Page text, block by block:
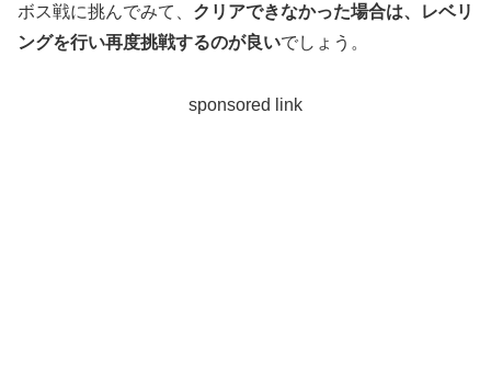
ボス戦に挑んでみて、 クリアできなかった場合は、レベリ
ングを行い再度挑戦するのが良いでしょう。
sponsored link